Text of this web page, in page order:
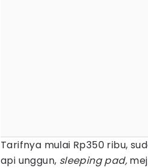
Tarifnya mulai Rp350 ribu,
api unggun, sleeping pad,